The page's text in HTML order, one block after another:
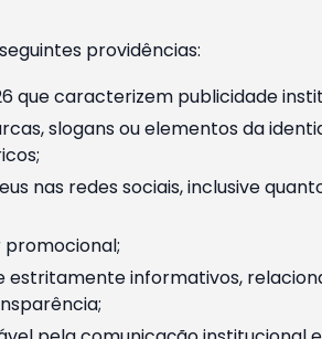
providências:
que caracterizem publicidade
slogans ou elementos da
nas redes sociais, inclusive
promocional;
informativos,